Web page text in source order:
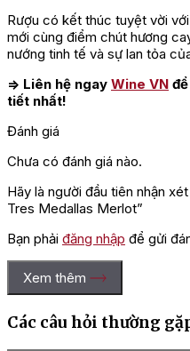
Rượu có kết thúc tuyệt vời
mới cùng điểm chút hương
nướng tinh tế và sự lan tỏa
=> Liên hệ ngay Wine VN
tiết nhất!
Đánh giá
Chưa có đánh giá nào.
Hãy là người đầu tiên nhận
Tres Medallas Merlot”
Bạn phải đăng nhập để gửi
Xem thêm
Các câu hỏi thường